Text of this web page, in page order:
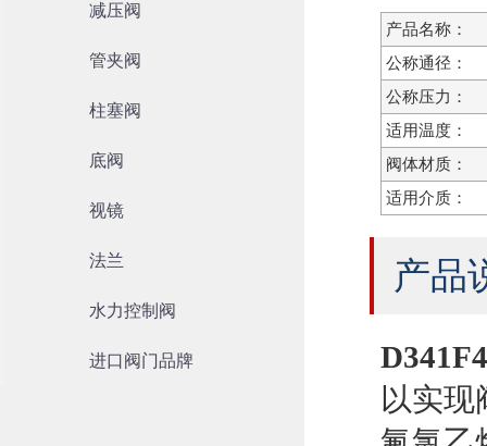
减压阀
管夹阀
柱塞阀
底阀
视镜
法兰
水力控制阀
进口阀门品牌
产品名称：
公称通径：
公称压力：
适用温度：
阀体材质：
适用介质：
产品
以实